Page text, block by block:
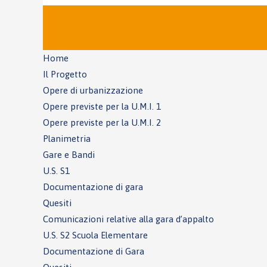
Home
Il Progetto
Opere di urbanizzazione
Opere previste per la U.M.I. 1
Opere previste per la U.M.I. 2
Planimetria
Gare e Bandi
U.S. S1
Documentazione di gara
Quesiti
Comunicazioni relative alla gara d’appalto
U.S. S2 Scuola Elementare
Documentazione di Gara